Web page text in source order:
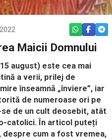
WHATSAPP
Maicii Domnului
august) este cea mai
a verii, prilej de
înseamnă „înviere”, iar
de numeroase ori pe
de un cult deosebit, atât
catolici. În articol puteți
cum a fost vremea,